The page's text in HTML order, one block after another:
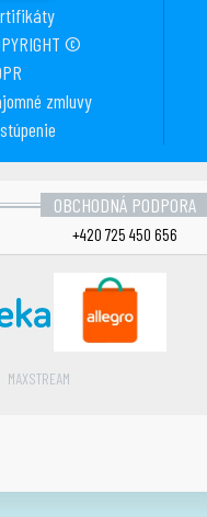
©
zmluvy
OBCHODNÁ PODPORA
+420 725 450 656
MAXSTREAM